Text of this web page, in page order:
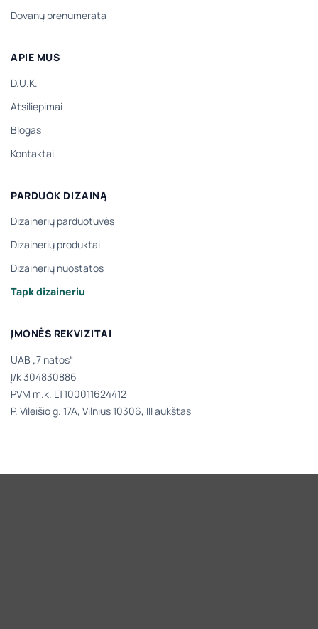
Dovanų prenumerata
APIE MUS
D.U.K.
Atsiliepimai
Blogas
Kontaktai
PARDUOK DIZAINĄ
Dizainerių parduotuvės
Dizainerių produktai
Dizainerių nuostatos
Tapk dizaineriu
ĮMONĖS REKVIZITAI
UAB „7 natos“
Į/k 304830886
PVM m.k. LT100011624412
P. Vileišio g. 17A, Vilnius 10306, III aukštas